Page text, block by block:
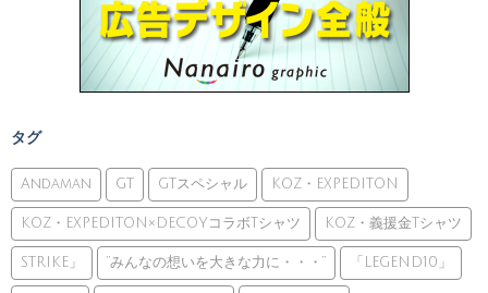
タグ
Andaman GT GTスペシャル KOZ・EXPEDITON
KOZ・EXPEDITON×DECOYコラボTシャツ KOZ・義援金Tシャツ
STRIKE」 ”みんなの想いを大きな力に・・・” 「LEGEND10」